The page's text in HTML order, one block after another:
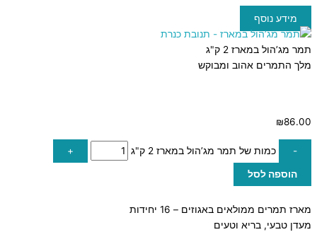
מידע נוסף
תמר מג’הול במארז 2 ק"ג
מלך התמרים אהוב ומבוקש
₪86.00
- כמות של תמר מג’הול במארז 2 ק"ג +
הוספה לסל
מארז תמרים ממולאים באגוזים – 16 יחידות
מעדן טבעי, בריא וטעים